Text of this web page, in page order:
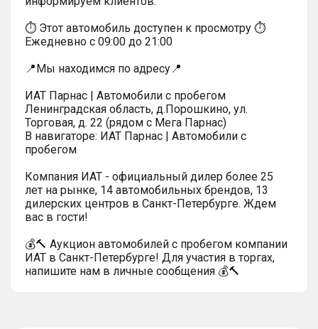
⏱ Этот автомобиль доступен к просмотру ⏱
Ежедневно с 09:00 до 21:00
📍Мы находимся по адресу📍
ИАТ Парнас | Автомобили с пробегом
Ленинградская область, д.Порошкино, ул.
Торговая, д. 22 (рядом с Мега Парнас)
В навигаторе: ИАТ Парнас | Автомобили с
пробегом
Компания ИАТ - официальный дилер более 25
лет на рынке, 14 автомобильных брендов, 13
дилерских центров в Санкт-Петербурге. Ждем
вас в гости!
💰🔨 Аукцион автомобилей с пробегом компании
ИАТ в Санкт-Петербурге! Для участия в торгах,
напишите нам в личные сообщения 💰🔨